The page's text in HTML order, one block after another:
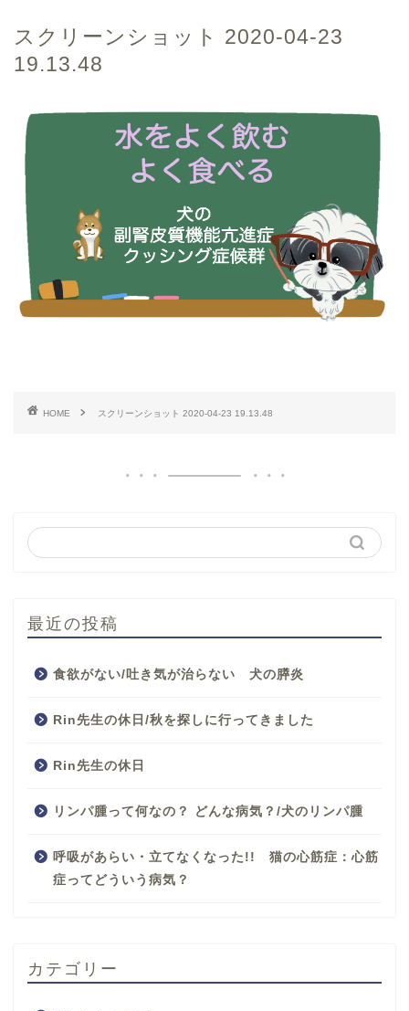
スクリーンショット 2020-04-23
19.13.48
HOME スクリーンショット 2020-04-23 19.13.48
最近の投稿
食欲がない/吐き気が治らない 犬の膵炎
Rin先生の休日/秋を探しに行ってきました
Rin先生の休日
リンパ腫って何なの？ どんな病気？/犬のリンパ腫
呼吸があらい・立てなくなった!! 猫の心筋症：心筋
症ってどういう病気？
カテゴリー